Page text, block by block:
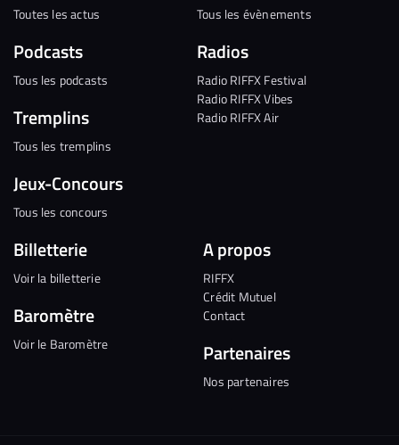
Toutes les actus
Podcasts
Tous les podcasts
Tremplins
Tous les tremplins
Jeux-Concours
Tous les concours
Tous les évènements
Radios
Radio RIFFX Festival
Radio RIFFX Vibes
Radio RIFFX Air
Billetterie
Voir la billetterie
Baromètre
Voir le Baromètre
A propos
RIFFX
Crédit Mutuel
Contact
Partenaires
Nos partenaires